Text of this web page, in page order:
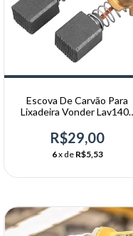
Escova De Carvão Para
Lixadeira Vonder Lav1407
R$29,00
6x de R$5,53